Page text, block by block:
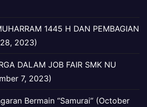
1445 H DAN PEMBAGIAN
2023)
DALAM JOB FAIR SMK NU
7, 2023)
Bermain “Samurai” (October